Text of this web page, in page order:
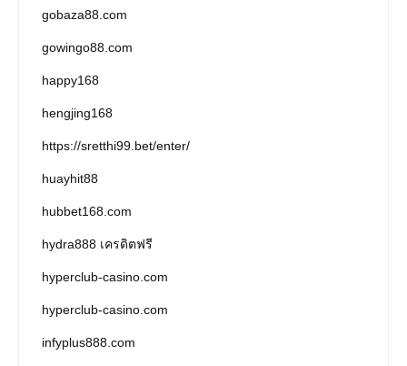
gobaza88.com
gowingo88.com
happy168
hengjing168
https://sretthi99.bet/enter/
huayhit88
hubbet168.com
hydra888 เครดิตฟรี
hyperclub-casino.com
hyperclub-casino.com
infyplus888.com